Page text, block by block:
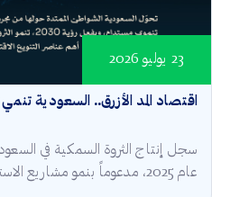
اقتصاد المد الأزرق.. السعودية تنمي
23 يوليو 2026
عام 2025، مدعوماً بنمو مشاريع الاستزراع المائي بنسبة 19%، في...